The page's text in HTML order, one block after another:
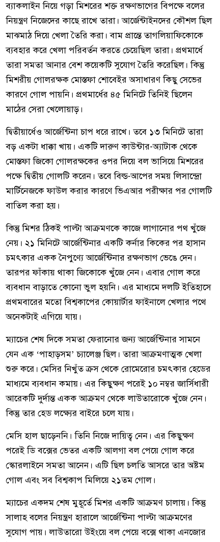
ব্যাকলাইন নিয়ে গড়া মিশরের শক্ত রক্ষণভাগের বিপক্ষে বলের
নিয়ন্ত্রণ নিজেদের কাছে রাখে তারা। আর্জেন্টাইনদের কৌশল ছিল
মাঝমাঠ দিয়ে খেলা তৈরি করা। বাম প্রান্তে তাগলিয়াফিকোকে
ব্যবহার করে খেলা পরিবর্তন করতে চেয়েছিল তারা। প্রথমার্ধে
তারা সমতা আনার বেশ কয়েকটি সুযোগ তৈরি করেছিল। কিন্তু
মিশরীয় গোলরক্ষক মোস্তফা শোবেইর অসাধারণ কিছু সেভের
কারণে গোল পায়নি। প্রথমার্ধের ৪৫ মিনিটে তিনিই ছিলেন
মাঠের সেরা খেলোয়াড়।
দ্বিতীয়ার্ধেও আর্জেন্টিনা চাপ ধরে রাখে। তবে ১৩ মিনিটে তারা
বড় একটা ধাক্কা খায়। একটি দারুণ কাউন্টার-অ্যাটাক থেকে
মোস্তফা জিকো গোলরক্ষকের ওপর দিয়ে বল ভাসিয়ে মিশরের
পক্ষে দ্বিতীয় গোলটি করেন। তবে বিল্ড-আপের সময় লিসান্দ্রো
মার্টিনেজকে ফাউল করার কারণে ভিএআর পরীক্ষার পর গোলটি
বাতিল করা হয়।
কিন্তু মিশর ঠিকই পাল্টা আক্রমণকে কাজে লাগানোর পথ খুঁজে
নেয়। ২১ মিনিটে আর্জেন্টিনার একটি কর্নার কিকের পর হাসান
চমৎকার একক নৈপুণ্যে আর্জেন্টিনার রক্ষণভাগ ভেঙে দেন।
তারপর ফাঁকায় থাকা জিকোকে খুঁজে নেন। এবার গোল করে
ব্যবধান বাড়াতে কোনো ভুল হয়নি। এর মাধ্যমে দলটি ইতিহাসে
প্রথমবারের মতো বিশ্বকাপের কোয়ার্টার ফাইনালে খেলার পথে
অনেকটাই এগিয়ে যায়।
ম্যাচের শেষ দিকে সমতা ফেরানোর জন্য আর্জেন্টিনার সামনে
যেন এক ‘পাহাড়সম’ চ্যালেঞ্জ ছিল। তারা আক্রমণাত্মক খেলা
শুরু করে। মেসির নিখুঁত ক্রস থেকে রোমেরোর চমৎকার হেডের
মাধ্যমে ব্যবধান কমায়। এর কিছুক্ষণ পরেই ১০ নম্বর জার্সিধারী
আরেকটি দুর্দান্ত একক আক্রমণ থেকে লাউতারোকে খুঁজে নেন।
কিন্তু তার হেড লক্ষ্যের বাইরে চলে যায়।
মেসি হাল ছাড়েননি। তিনি নিজে দায়িত্ব নেন। এর কিছুক্ষণ
পরেই ডি বক্সের ভেতর একটি আলগা বল পেয়ে গোল করে
স্কোরলাইনে সমতা আনেন। এটি ছিল চলতি আসরে তার অষ্টম
গোল এবং সব বিশ্বকাপ মিলিয়ে ২১তম গোল।
ম্যাচের একদম শেষ মুহূর্তে মিশর একটি আক্রমণ চালায়। কিন্তু
সালাহ বলের নিয়ন্ত্রণ হারালে আর্জেন্টিনা পাল্টা আক্রমণের
সুযোগ পায়। লাউতারো উইংয়ে বল পেয়ে বক্সে থাকা এনজোর